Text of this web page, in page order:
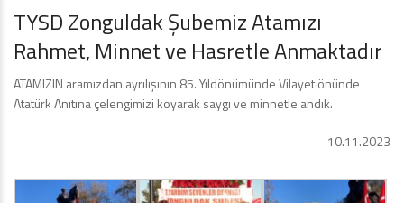
TYSD Zonguldak Şubemiz Atamızı
Rahmet, Minnet ve Hasretle Anmaktadır
ATAMIZIN aramızdan ayrılışının 85. Yıldönümünde Vilayet önünde
Atatürk Anıtına çelengimizi koyarak saygı ve minnetle andık.
10.11.2023